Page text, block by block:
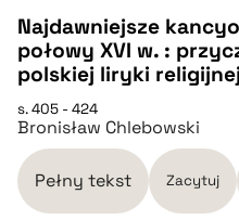
BIBTEX
pobierz cytat
CZYSTY TEKST
pobierz cytat
BIBTEX
Najdawniejsze
połowy XVI w. :
polskiej liryki religijnej
s. 405 - 424
Bronisław Chlebowski
Pełny tekst Zacytuj